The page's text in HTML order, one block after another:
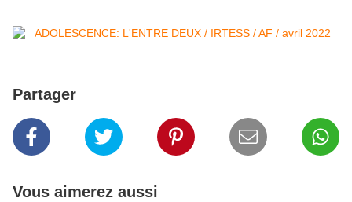
Partager
Vous aimerez aussi